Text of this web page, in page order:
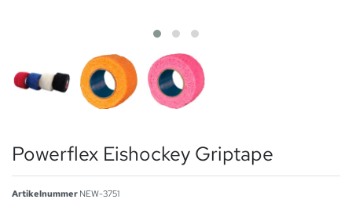
Powerflex Eishockey Griptape
Artikelnummer NEW-3751